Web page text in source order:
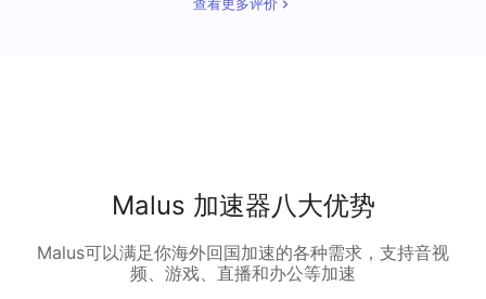
查看更多评价
Malus 加速器八大优势
Malus可以满足你海外回国加速的各种需求，支持音视
频、游戏、直播和办公等加速